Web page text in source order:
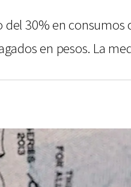
del 30% en
en pesos. La